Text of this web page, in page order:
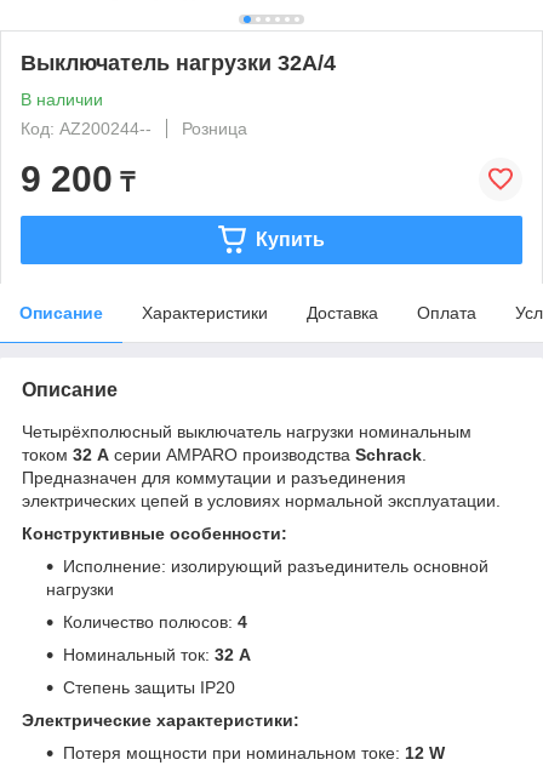
Выключатель нагрузки 32А/4
В наличии
Код: AZ200244--
Розница
9 200 ₸
Купить
Описание Характеристики Доставка Оплата
Описание
Четырёхполюсный выключатель нагрузки номинальным
током 32 А серии AMPARO производства Schrack
Предназначен для коммутации и разъединения
электрических цепей в условиях нормальной эксплуатации.
Конструктивные особенности:
Исполнение: изолирующий разъединитель основной
нагрузки
Количество полюсов: 4
Номинальный ток: 32 A
Степень защиты IP20
Электрические характеристики:
Потеря мощности при номинальном токе: 12 W